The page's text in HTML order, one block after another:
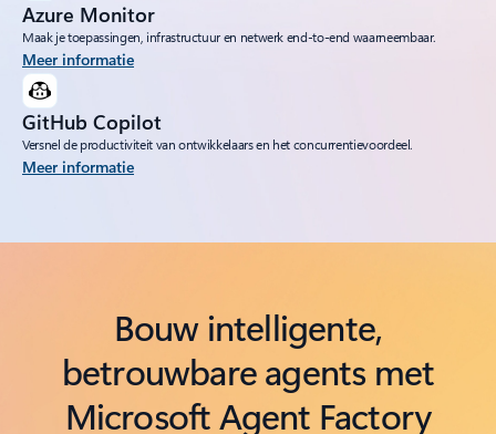
Azure Monitor
Maak je toepassingen, infrastructuur en netwerk end-to-end waarneembaar.
Meer informatie
GitHub Copilot
Versnel de productiviteit van ontwikkelaars en het concurrentievoordeel.
Meer informatie
Bouw intelligente,
betrouwbare agents met
Microsoft Agent Factory